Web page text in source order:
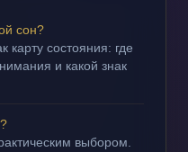
сон?
карту состояния: где
и какой знак
выбором.